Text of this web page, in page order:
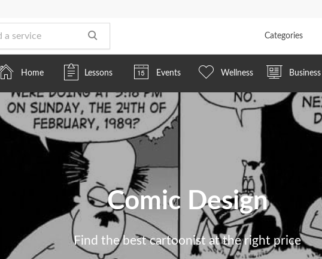
Categories
Home Lessons Events Wellness Business
Comic Design
Find the best cartoonist at the right price